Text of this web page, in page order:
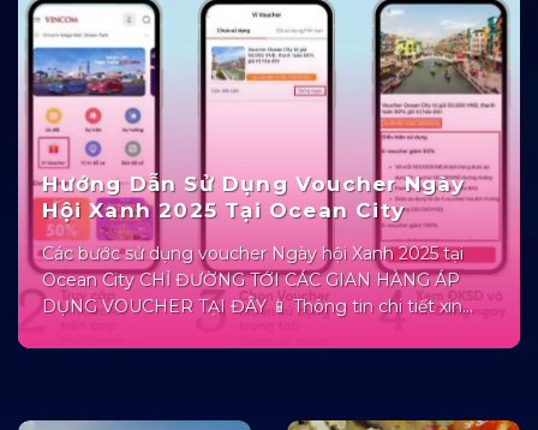
Hướng Dẫn Sử Dụng Voucher Ngày
Hội Xanh 2025 Tại Ocean City
Các bước sử dụng voucher Ngày hội Xanh 2025 tại
Ocean City CHỈ ĐƯỜNG TỚI CÁC GIAN HÀNG ÁP
DỤNG VOUCHER TẠI ĐÂY 📱 Thông tin chi tiết xin